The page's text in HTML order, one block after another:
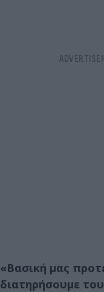
«Βασική μας
διατηρήσουμε